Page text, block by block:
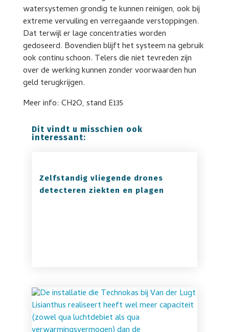
watersystemen grondig te kunnen reinigen, ook bij
extreme vervuiling en verregaande verstoppingen.
Dat terwijl er lage concentraties worden
gedoseerd. Bovendien blijft het systeem na gebruik
ook continu schoon. Telers die niet tevreden zijn
over de werking kunnen zonder voorwaarden hun
geld terugkrijgen.
Meer info: CH2O, stand E135
Dit vindt u misschien ook
interessant:
Zelfstandig vliegende drones
detecteren ziekten en plagen